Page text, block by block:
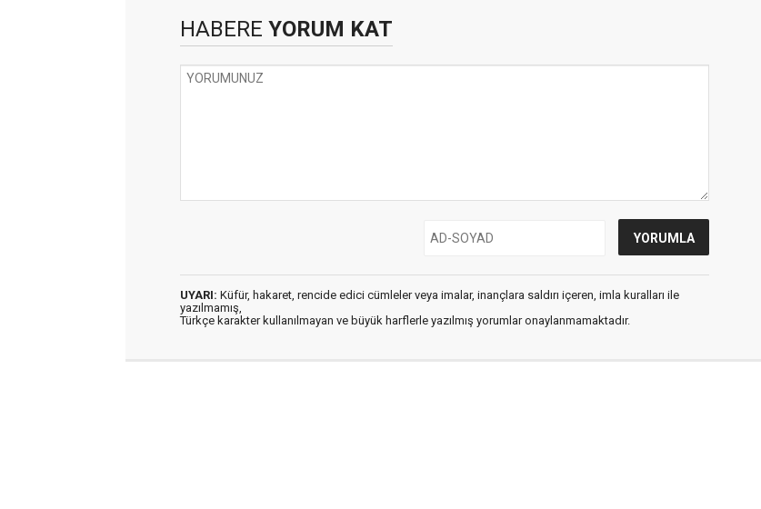
HABERE YORUM KAT
UYARI: Küfür, hakaret, rencide edici cümleler veya imalar, inançlara saldırı içeren, imla kuralları ile
yazılmamış,
Türkçe karakter kullanılmayan ve büyük harflerle yazılmış yorumlar onaylanmamaktadır.